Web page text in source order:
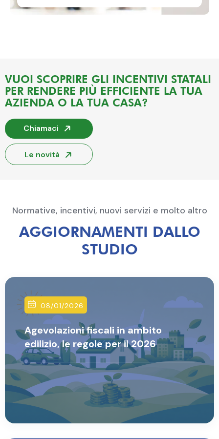
VUOI SCOPRIRE GLI INCENTIVI STATALI
PER RENDERE PIÙ EFFICIENTE LA TUA
AZIENDA O LA TUA CASA?
Chiamaci
Le novità
Normative, incentivi, nuovi servizi e molto altro
AGGIORNAMENTI DALLO
STUDIO
08/01/2026
Agevolazioni fiscali in ambito
edilizio, le regole per il 2026
Luca Somale